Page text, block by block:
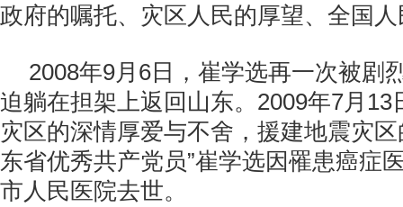
政府的嘱托、灾区人民的厚望、全国
2008年9月6日，崔学选再一次被剧
迫躺在担架上返回山东。2009年7月13
灾区的深情厚爱与不舍，援建地震灾
东省优秀共产党员”崔学选因罹患癌症
市人民医院去世。